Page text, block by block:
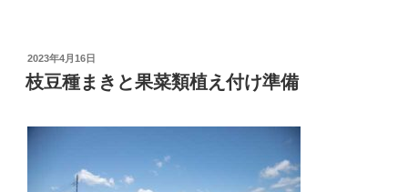
投
稿
日:
2023年4月16日
枝豆種まきと果菜類植え付け準備